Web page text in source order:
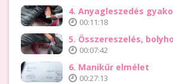
4. Anyagleszedés
00:11:18
5. Összereszelés,
00:07:42
6. Manikűr elmélet
00:27:13